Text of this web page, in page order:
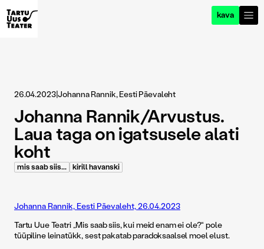
kava
26.04.2023|Johanna Rannik, Eesti Päevaleht
Johanna Rannik/Arvustus.
Laua taga on igatsusele alati
koht
mis saab siis... kirill havanski
Johanna Rannik, Eesti Päevaleht, 26.04.2023
Tartu Uue Teatri „Mis saab siis, kui meid enam ei ole?“ pole
tüüpiline leinatükk, sest pakatab paradoksaalsel moel elust.